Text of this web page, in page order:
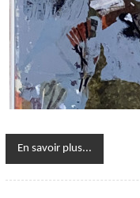
En savoir plus...